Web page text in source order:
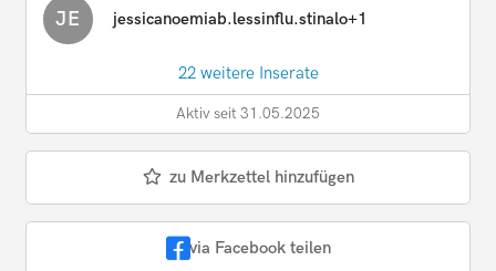
JE jessicanoemiab.lessinflu.stinalo+1
22 weitere Inserate
Aktiv seit 31.05.2025
zu Merkzettel hinzufügen
via Facebook teilen